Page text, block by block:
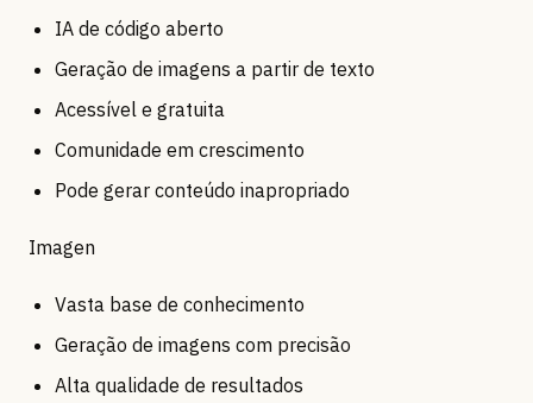
IA de código aberto
Geração de imagens a partir de texto
Acessível e gratuita
Comunidade em crescimento
Pode gerar conteúdo inapropriado
Imagen
Vasta base de conhecimento
Geração de imagens com precisão
Alta qualidade de resultados